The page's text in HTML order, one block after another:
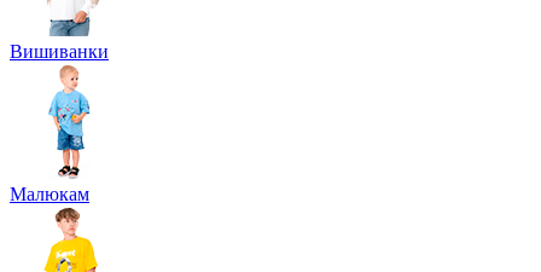
Вишиванки
Малюкам